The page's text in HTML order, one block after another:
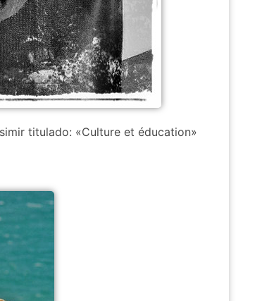
titulado: «Culture et éducation»